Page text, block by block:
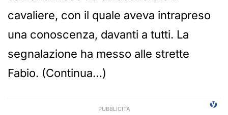
cavaliere, con il quale aveva intrapreso
una conoscenza, davanti a tutti. La
segnalazione ha messo alle strette
Fabio. (Continua…)